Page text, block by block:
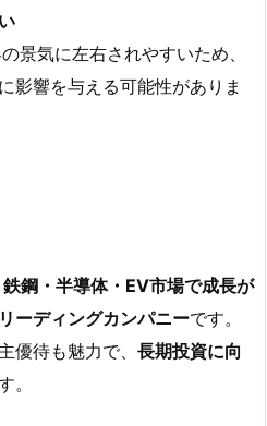
景気に左右されやすいため、
影響を与える可能性がありま
鉄鋼・半導体・EV市場で成長が
ーディングカンパニーです。
優待も魅力で、 長期投資に向
。